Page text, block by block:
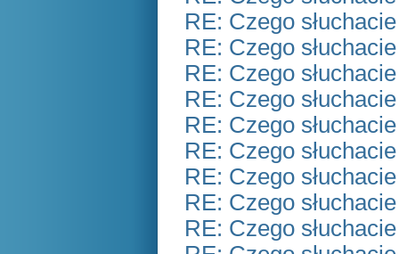
RE: Czego
RE: Czego
RE: Czego
RE: Czego
RE: Czego
RE: Czego
RE: Czego
RE: Czego
RE: Czego